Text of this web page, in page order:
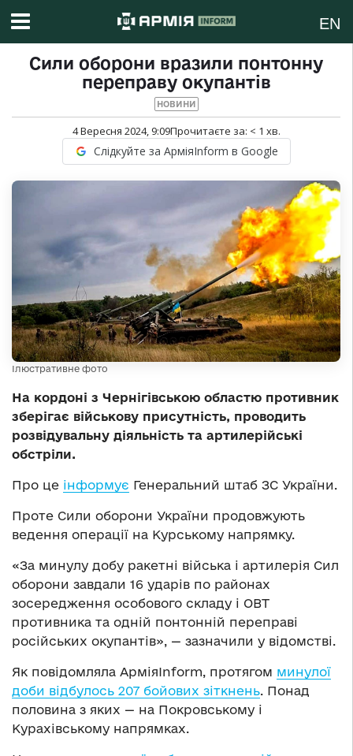
EN
Сили оборони вразили понтонну
переправу окупантів
НОВИНИ
4 Вересня 2024, 9:09Прочитаєте за: < 1 хв.
Слідкуйте за АрміяInform в Google
Ілюстративне фото
На кордоні з Чернігівською областю противник
зберігає військову присутність, проводить
розвідувальну діяльність та артилерійські
обстріли.
Про це інформує Генеральний штаб ЗС України.
Проте Сили оборони України продовжують
ведення операції на Курському напрямку.
«За минулу добу ракетні війська і артилерія Сил
оборони завдали 16 ударів по районах
зосередження особового складу і ОВТ
противника та одній понтонній переправі
російських окупантів», — зазначили у відомстві.
Як повідомляла АрміяInform, протягом минулої
доби відбулось 207 бойових зіткнень. Понад
половина з яких — на Покровському і
Курахівському напрямках.